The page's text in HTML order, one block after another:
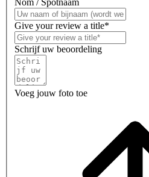
Give your review a title*
Schrijf uw beoordeling
Voeg jouw foto toe